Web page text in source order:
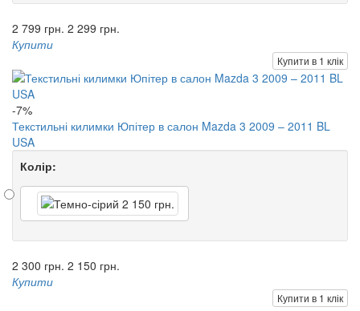
2 799 грн. 2 299 грн.
Купити
Купити в 1 клік
-7%
Текстильні килимки Юпітер в салон Mazda 3 2009 – 2011 BL
USA
Колір:
2 300 грн. 2 150 грн.
Купити
Купити в 1 клік